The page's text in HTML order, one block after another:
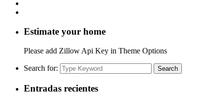
Estimate your home
Please add Zillow Api Key in Theme Options
Search for: Search
Entradas recientes